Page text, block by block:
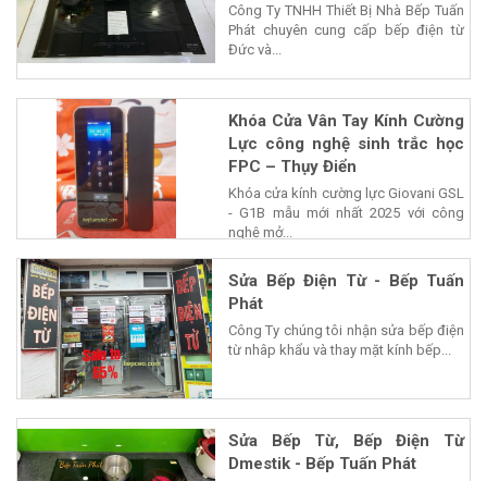
Công Ty TNHH Thiết Bị Nhà Bếp Tuấn
Phát chuyên cung cấp bếp điện từ
Đức và...
Khóa Cửa Vân Tay Kính Cường
Lực công nghệ sinh trắc học
FPC – Thụy Điển
Khóa cửa kính cường lực Giovani GSL
- G1B mẫu mới nhất 2025 với công
nghệ mở...
Sửa Bếp Điện Từ - Bếp Tuấn
Phát
Công Ty chúng tôi nhận sửa bếp điện
từ nhâp khẩu và thay mặt kính bếp...
Sửa Bếp Từ, Bếp Điện Từ
Dmestik - Bếp Tuấn Phát